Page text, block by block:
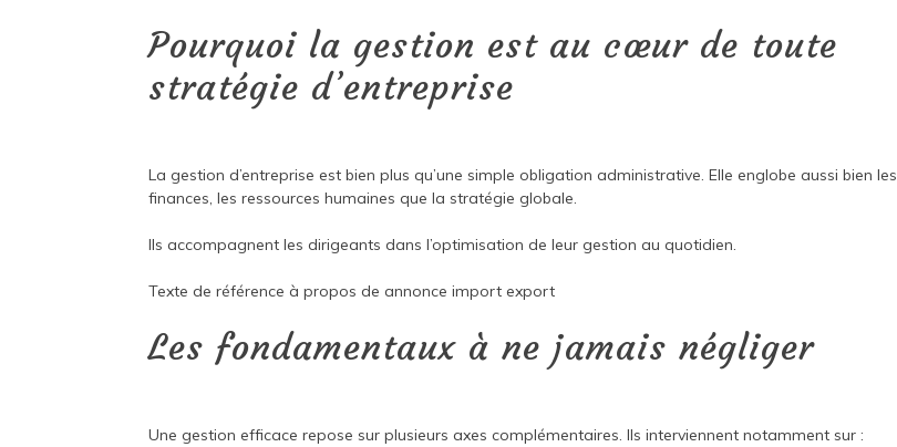
Pourquoi la gestion est au cœur de toute
stratégie d’entreprise
La gestion d’entreprise est bien plus qu’une simple obligation administrative. Elle englobe aussi bien les
finances, les ressources humaines que la stratégie globale.
Ils accompagnent les dirigeants dans l’optimisation de leur gestion au quotidien.
Texte de référence à propos deannonce import export
Les fondamentaux à ne jamais négliger
Une gestion efficace repose sur plusieurs axes complémentaires. Ils interviennent notamment sur :